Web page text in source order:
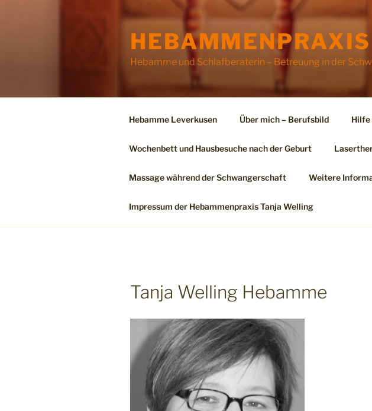
Hebamme und Schlafberaterin – Betreuung in der
Hebamme Leverkusen Über mich – Berufsbild Hilfe
Wochenbett und Hausbesuche nach der Geburt
Massage während der Schwangerschaft Weitere
Impressum der Hebammenpraxis Tanja Welling
Tanja Welling Hebamme